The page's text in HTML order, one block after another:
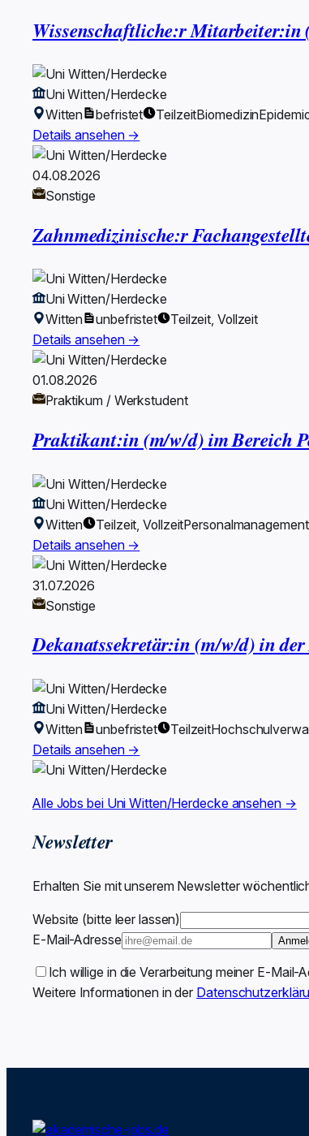
Wissenschaftliche:r Mitarbeiter:in
Uni Witten/Herdecke
Witten
befristet TeilzeitBiomedizin
Details ansehen →
04.08.2026
Sonstige
Zahnmedizinische:r
Uni Witten/Herdecke
Witten
unbefristet
Teilzeit, Vollzeit
Details ansehen →
01.08.2026
Praktikum / Werkstudent
Praktikant:in (m/w/d) im Bereich
Uni Witten/Herdecke
Witten
Teilzeit, VollzeitPersonalmanagement
Details ansehen →
31.07.2026
Sonstige
Dekanatssekretär:in (m/w/d) in
Uni Witten/Herdecke
Witten
unbefristet Teilzeit
Details ansehen →
Alle Jobs bei Uni Witten/Herdecke ansehen →
Newsletter
Erhalten Sie mit unserem Newsletter
Website (bitte leer lassen)
E-Mail-Adresse
Ich willige in die Verarbeitung meiner E-
Weitere Informationen in der